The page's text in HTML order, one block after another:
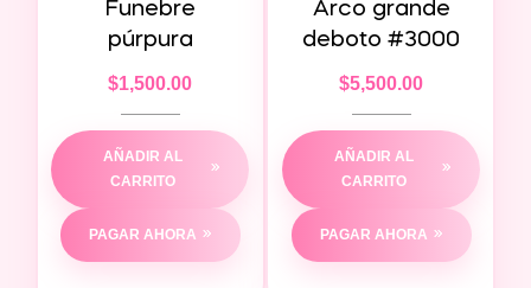
Funebre
púrpura
$1,500.00
AÑADIR AL
CARRITO
PAGAR AHORA
Arco grande
deboto #3000
$5,500.00
AÑADIR AL
CARRITO
PAGAR AHORA